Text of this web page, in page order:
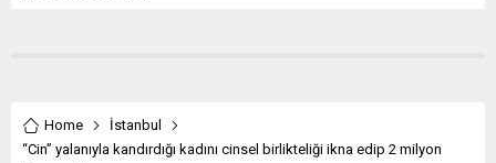
Home
İstanbul
“Cin” yalanıyla kandırdığı kadını cinsel birlikteliği ikna edip 2 milyon